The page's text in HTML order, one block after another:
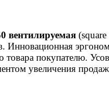
вентилируемая
Инновационная
покупателю.
увеличения